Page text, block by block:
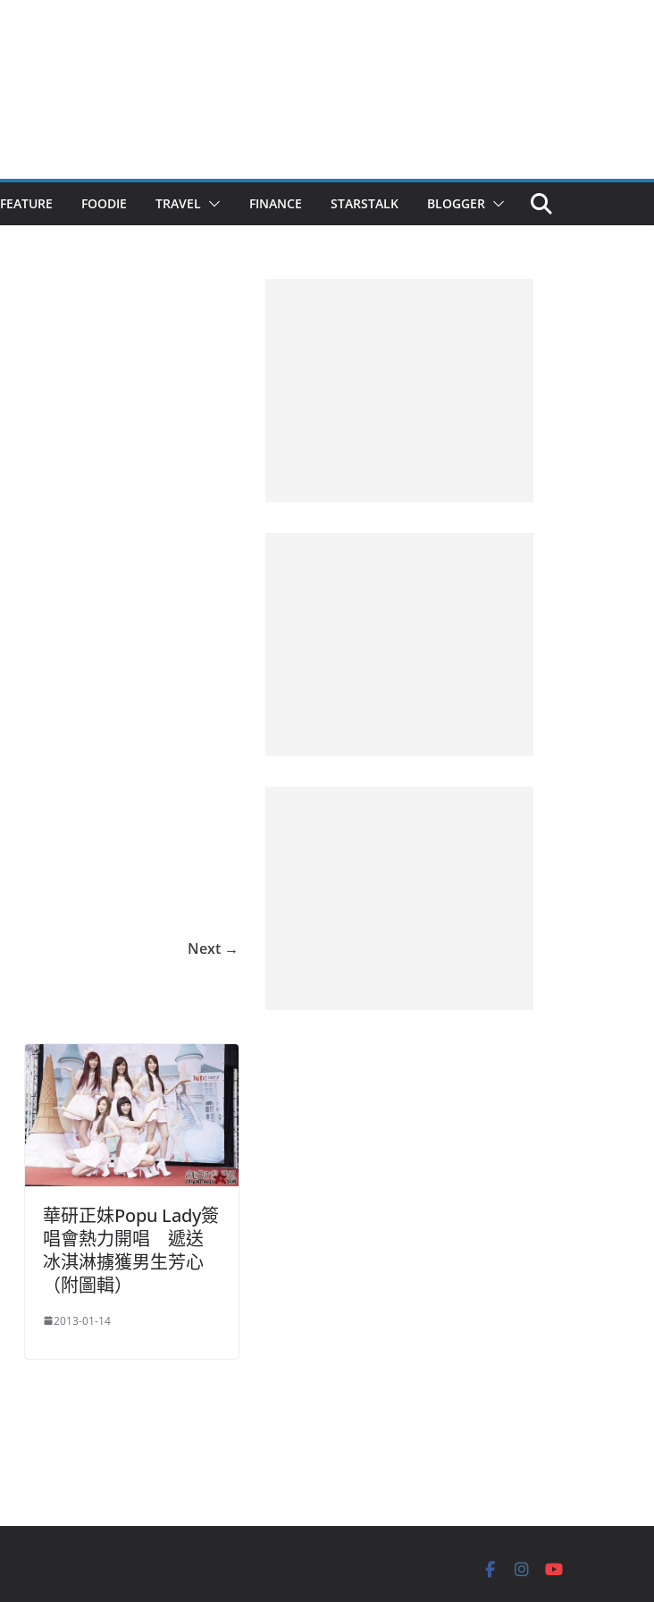
FEATURE FOODIE TRAVEL FINANCE STARSTALK BLOGGER
Next →
華研正妹Popu Lady簽
唱會熱力開唱 遞送
冰淇淋擄獲男生芳心
（附圖輯）
2013-01-14